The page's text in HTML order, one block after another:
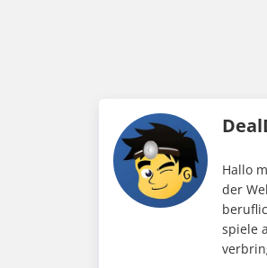
Hallo
der
spiele